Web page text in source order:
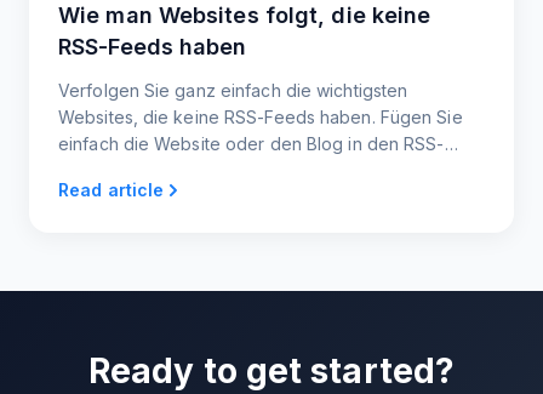
Wie man Websites folgt, die keine
RSS-Feeds haben
Verfolgen Sie ganz einfach die wichtigsten
Websites, die keine RSS-Feeds haben. Fügen Sie
einfach die Website oder den Blog in den RSS-
Read article
Ready to get started?